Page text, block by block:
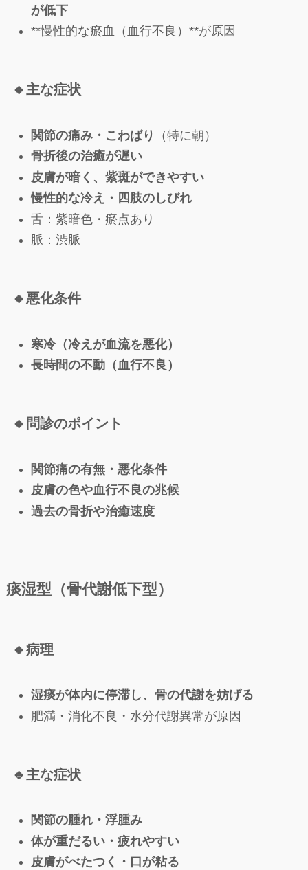
が低下
**慢性的な瘀血（血行不良）**が原因
🔹 主な症状
関節の痛み・こわばり
（特に朝）
骨折後の治癒が遅い
皮膚が暗く、紫斑ができやすい
慢性的な冷え・四肢のしびれ
舌：紫暗色・瘀点あり
脈：渋脈
🔹 悪化条件
寒冷（冷えが血流を悪化）
長時間の不動（血行不良）
🔹 問診のポイント
関節痛の有無・悪化条件
皮膚の色や血行不良の兆候
過去の骨折や治癒速度
痰湿型（骨代謝低下型）
🔹病理
湿痰が体内に停滞し、骨の代謝を妨げる
肥満・消化不良・水分代謝異常が原因
🔹 主な症状
関節の腫れ・浮腫み
体が重だるい・疲れやすい
皮膚がべたつく・口が粘る